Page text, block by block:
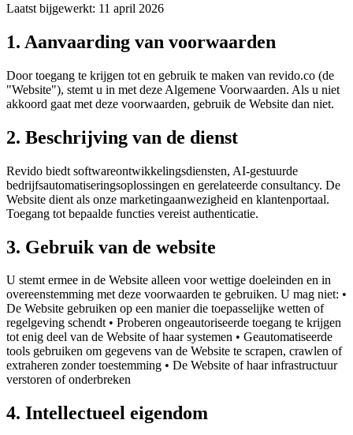
Laatst bijgewerkt: 11 april 2026
1. Aanvaarding van voorwaarden
Door toegang te krijgen tot en gebruik te maken van revido.co (de
"Website"), stemt u in met deze Algemene Voorwaarden. Als u niet
akkoord gaat met deze voorwaarden, gebruik de Website dan niet.
2. Beschrijving van de dienst
Revido biedt softwareontwikkelingsdiensten, AI-gestuurde
bedrijfsautomatiseringsoplossingen en gerelateerde consultancy. De
Website dient als onze marketingaanwezigheid en klantenportaal.
Toegang tot bepaalde functies vereist authenticatie.
3. Gebruik van de website
U stemt ermee in de Website alleen voor wettige doeleinden en in
overeenstemming met deze voorwaarden te gebruiken. U mag niet: •
De Website gebruiken op een manier die toepasselijke wetten of
regelgeving schendt • Proberen ongeautoriseerde toegang te krijgen
tot enig deel van de Website of haar systemen • Geautomatiseerde
tools gebruiken om gegevens van de Website te scrapen, crawlen of
extraheren zonder toestemming • De Website of haar infrastructuur
verstoren of onderbreken
4. Intellectueel eigendom